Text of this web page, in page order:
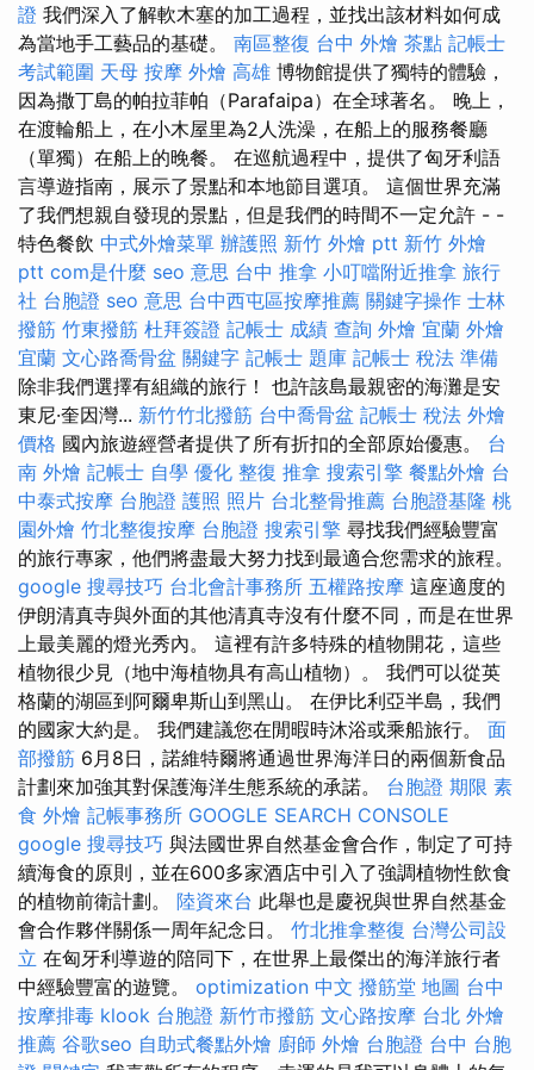
證 我們深入了解軟木塞的加工過程，並找出該材料如何成
為當地手工藝品的基礎。 南區整復 台中 外燴 茶點 記帳士
考試範圍 天母 按摩 外燴 高雄 博物館提供了獨特的體驗，
因為撒丁島的帕拉菲帕（Parafaipa）在全球著名。 晚上，
在渡輪船上，在小木屋里為2人洗澡，在船上的服務餐廳
（單獨）在船上的晚餐。 在巡航過程中，提供了匈牙利語
言導遊指南，展示了景點和本地節目選項。 這個世界充滿
了我們想親自發現的景點，但是我們的時間不一定允許 - -
特色餐飲 中式外燴菜單 辦護照 新竹 外燴 ptt 新竹 外燴
ptt com是什麼 seo 意思 台中 推拿 小叮噹附近推拿 旅行
社 台胞證 seo 意思 台中西屯區按摩推薦 關鍵字操作 士林
撥筋 竹東撥筋 杜拜簽證 記帳士 成績 查詢 外燴 宜蘭 外燴
宜蘭 文心路喬骨盆 關鍵字 記帳士 題庫 記帳士 稅法 準備
除非我們選擇有組織的旅行！ 也許該島最親密的海灘是安
東尼·奎因灣... 新竹竹北撥筋 台中喬骨盆 記帳士 稅法 外燴
價格 國內旅遊經營者提供了所有折扣的全部原始優惠。 台
南 外燴 記帳士 自學 優化 整復 推拿 搜索引擎 餐點外燴 台
中泰式按摩 台胞證 護照 照片 台北整骨推薦 台胞證基隆 桃
園外燴 竹北整復按摩 台胞證 搜索引擎 尋找我們經驗豐富
的旅行專家，他們將盡最大努力找到最適合您需求的旅程。
google 搜尋技巧 台北會計事務所 五權路按摩 這座適度的
伊朗清真寺與外面的其他清真寺沒有什麼不同，而是在世界
上最美麗的燈光秀內。 這裡有許多特殊的植物開花，這些
植物很少見（地中海植物具有高山植物）。 我們可以從英
格蘭的湖區到阿爾卑斯山到黑山。 在伊比利亞半島，我們
的國家大約是。 我們建議您在閒暇時沐浴或乘船旅行。 面
部撥筋 6月8日，諾維特爾將通過世界海洋日的兩個新食品
計劃來加強其對保護海洋生態系統的承諾。 台胞證 期限 素
食 外燴 記帳事務所 GOOGLE SEARCH CONSOLE
google 搜尋技巧 與法國世界自然基金會合作，制定了可持
續海食的原則，並在600多家酒店中引入了強調植物性飲食
的植物前衛計劃。 陸資來台 此舉也是慶祝與世界自然基金
會合作夥伴關係一周年紀念日。 竹北推拿整復 台灣公司設
立 在匈牙利導遊的陪同下，在世界上最傑出的海洋旅行者
中經驗豐富的遊覽。 optimization 中文 撥筋堂 地圖 台中
按摩排毒 klook 台胞證 新竹市撥筋 文心路按摩 台北 外燴
推薦 谷歌seo 自助式餐點外燴 廚師 外燴 台胞證 台中 台胞